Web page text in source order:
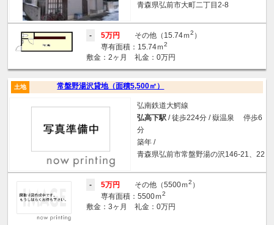
青森県弘前市大町二丁目2-8
- 5万円 その他（15.74ｍ2 ）
専有面積：15.74ｍ2
敷金：2ヶ月 礼金：0万円
常盤野湯沢貸地（面積5,500㎡）
土地
弘南鉄道大鰐線
弘高下駅 / 徒歩224分 / 嶽温泉 停歩6
分
築年 /
青森県弘前市常盤野湯の沢146-21、22
- 5万円 その他（5500ｍ2 ）
専有面積：5500ｍ2
敷金：3ヶ月 礼金：0万円